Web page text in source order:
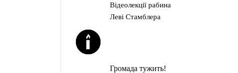
Відеолекції рабина
Леві Стамблера
Громада тужить!